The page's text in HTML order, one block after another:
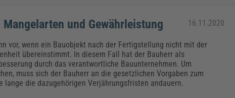
und Gewährleistung 16.11.2020
vor, wenn ein Bauobjekt nach der Fertigstellung nicht mit der
übereinstimmt. In diesem Fall hat der Bauherr als
durch das verantwortliche Bauunternehmen. Um
muss sich der Bauherr an die gesetzlichen Vorgaben zum
lange die dazugehörigen Verjährungsfristen andauern.